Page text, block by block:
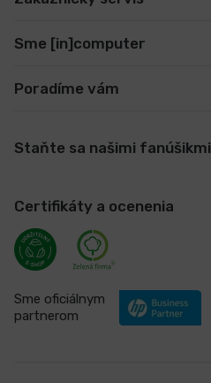
Sme [in]computer
Poradíme vám
Staňte sa našimi fanúšikmi
Certifikáty a ocenenia
Sme oficiálnym
partnerom